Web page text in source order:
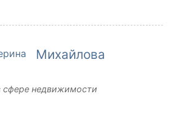
Михайлова
сфере недвижимости